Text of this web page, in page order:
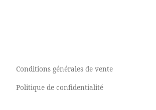
Conditions générales de vente
Politique de confidentialité